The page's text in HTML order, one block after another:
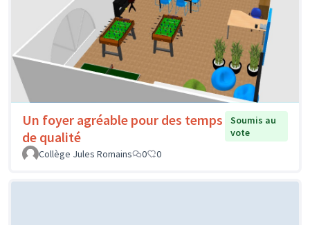
Un foyer agréable pour des temps
de qualité
Soumis au
vote
Collège Jules Romains
0 0